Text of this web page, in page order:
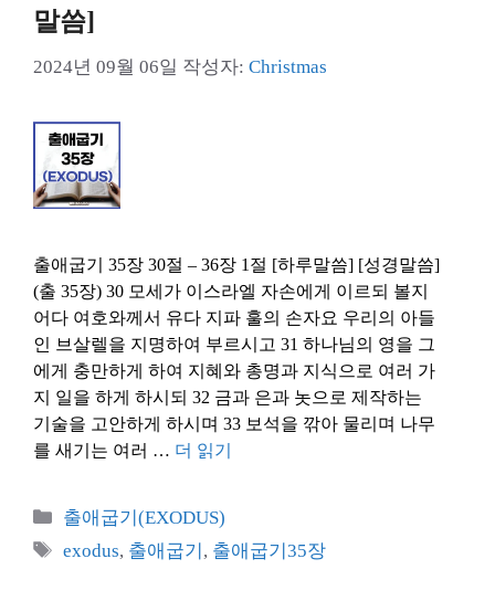
말씀]
2024년 09월 06일 작성자: Christmas
출애굽기 35장 30절 – 36장 1절 [하루말씀] [성경말씀]
(출 35장) 30 모세가 이스라엘 자손에게 이르되 볼지
어다 여호와께서 유다 지파 훌의 손자요 우리의 아들
인 브살렐을 지명하여 부르시고 31 하나님의 영을 그
에게 충만하게 하여 지혜와 총명과 지식으로 여러 가
지 일을 하게 하시되 32 금과 은과 놋으로 제작하는
기술을 고안하게 하시며 33 보석을 깎아 물리며 나무
를 새기는 여러 … 더 읽기
카
출애굽기(EXODUS)
태
exodus, 출애굽기 , 출애굽기35장